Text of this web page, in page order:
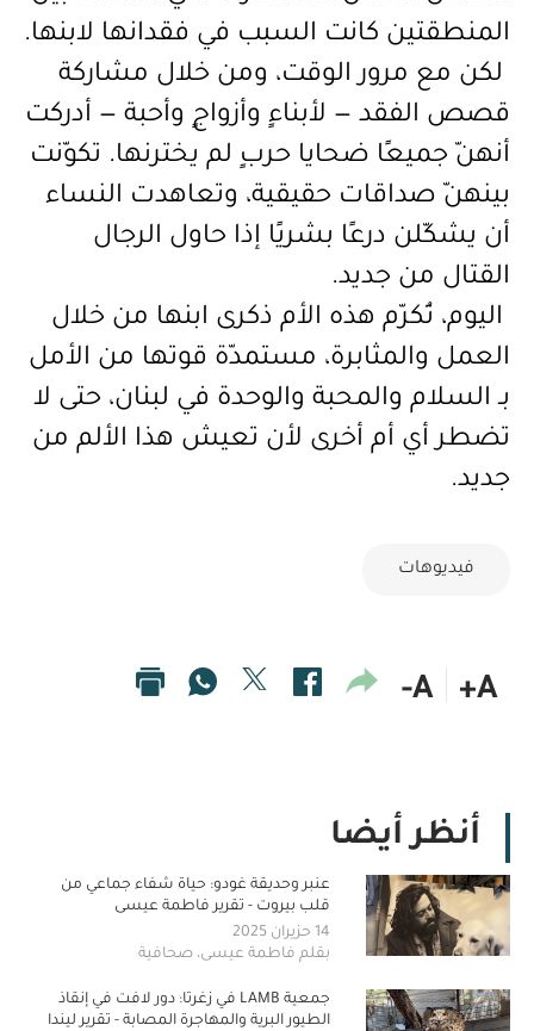
المنطقتين كانت السبب في فقدانها لابنها.
لكن مع مرور الوقت، ومن خلال مشاركة
قصص الفقد — لأبناءٍ وأزواجٍ وأحبة — أدركت
أنهنّ جميعًا ضحايا حربٍ لم يخترنها. تكوّنت
بينهنّ صداقات حقيقية، وتعاهدت النساء
أن يشكّلن درعًا بشريًا إذا حاول الرجال
القتال من جديد.
اليوم، تُكرّم هذه الأم ذكرى ابنها من خلال
العمل والمثابرة، مستمدّة قوتها من الأمل
بـ السلام والمحبة والوحدة في لبنان، حتى لا
تضطر أي أم أخرى لأن تعيش هذا الألم من
جديد.
فيديوهات
A+
A-
أنظر أيضا
عنبر وحديقة غودو: حياة شفاء جماعي من
قلب بيروت - تقرير فاطمة عيسى
14 حزيران 2025
بقلم فاطمة عيسى، صحافية
جمعية LAMB في زغرتا: دور لافت في إنقاذ
الطيور البرية والمهاجرة المصابة - تقرير ليندا